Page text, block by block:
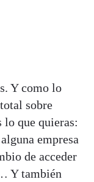
Y como lo
sobre
lo que quieras:
empresa
de acceder
Y también